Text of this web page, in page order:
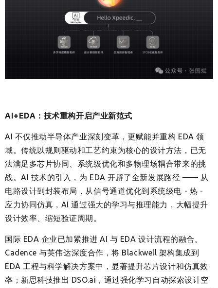
AI+EDA：技术重构开启产业新范式
AI 不仅推动半导体产业深刻变革，更赋能并重构 EDA 领
域。传统以规则驱动和工艺约束为核心的设计方法，已无
法满足多芯片协同、系统级优化和多物理场耦合带来的挑
战。AI 技术的引入，为 EDA 开辟了全新发展路径 —— 从
电路设计到封装布局，从信号通道优化到系统级电 - 热 -
应力协同仿真，AI 通过强大的学习与推理能力，大幅提升
设计效率、缩短验证周期。
国际 EDA 企业已加紧推进 AI 与 EDA 设计流程的融合。
Cadence 与英伟达深度合作，将 Blackwell 架构集成到
EDA 工程与科学解决方案中，显著提升芯片设计和仿真效
率；新思科技推出 DSO.ai，通过强化学习自动探索设计空